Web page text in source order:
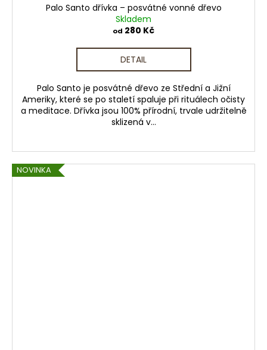
Palo Santo dřívka – posvátné vonné dřevo
Skladem
od 280 Kč
DETAIL
Palo Santo je posvátné dřevo ze Střední a Jižní
Ameriky, které se po staletí spaluje při rituálech očisty
a meditace. Dřívka jsou 100% přírodní, trvale udržitelně
sklizená v...
NOVINKA